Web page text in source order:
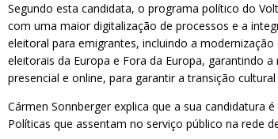
Segundo esta candidata, o programa político do
com uma maior digitalização de processos e a
eleitoral para emigrantes, incluindo a
eleitorais da Europa e Fora da Europa, garantindo
presencial e online, para garantir a transição
Cármen Sonnberger explica que a sua
Políticas que assentam no serviço público na rede